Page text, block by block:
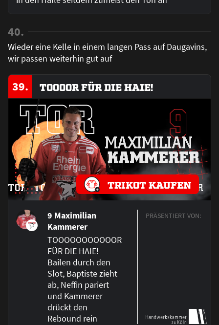
40.
Wieder eine Kelle in einem langen Pass auf Daugavins,
wir passen weiterhin gut auf
39. TOOOOR FÜR DIE HAIE!
TRIKOT KAUFEN
9 Maximilian
Kammerer
TOOOOOOOOOOOR
FÜR DIE HAIE!
Bailen durch den
Slot, Baptiste zieht
ab, Neffin pariert
und Kammerer
drückt den
Rebound rein
PRÄSENTIERT VON: